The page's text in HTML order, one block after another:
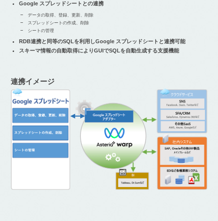
Google スプレッドシートとの連携
データの取得、登録、更新、削除
スプレッドシートの作成、削除
シートの管理
RDB連携と同等のSQLを利用しGoogle スプレッドシートと連携可能
スキーマ情報の自動取得によりGUIでSQLを自動生成する支援機能
連携イメージ